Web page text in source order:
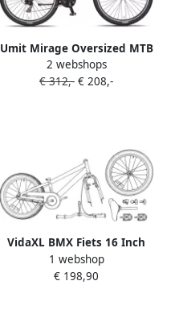
Umit Mirage Oversized MTB
29 Inch 50 cm Unisex 21V V
Brakes Zwart Oranje
2 webshops
€ 312,- € 208,-
VidaXL BMX Fiets 16 Inch
voor 5-8 jaar oud Oranje
1 webshop
€ 198,90